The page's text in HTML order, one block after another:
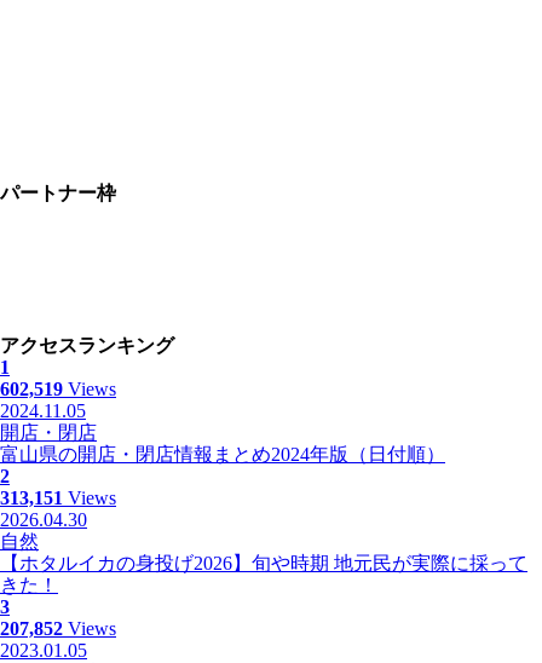
パートナー枠
アクセスランキング
1
602,519 Views
2024.11.05
開店・閉店
富山県の開店・閉店情報まとめ2024年版（日付順）
2
313,151 Views
2026.04.30
自然
【ホタルイカの身投げ2026】旬や時期 地元民が実際に採って
きた！
3
207,852 Views
2023.01.05